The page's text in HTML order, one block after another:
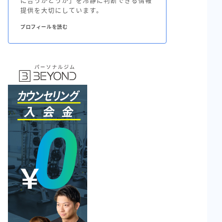
提供を大切にしています。
プロフィールを読む